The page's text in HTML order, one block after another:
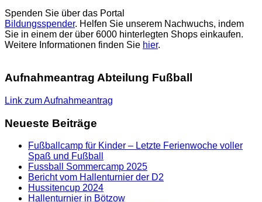
Spenden Sie über das Portal
Bildungsspender. Helfen Sie unserem Nachwuchs, indem
Sie in einem der über 6000 hinterlegten Shops einkaufen.
Weitere Informationen finden Sie hier.
Aufnahmeantrag Abteilung Fußball
Link zum Aufnahmeantrag
Neueste Beiträge
Fußballcamp für Kinder – Letzte Ferienwoche voller
Spaß und Fußball
Fussball Sommercamp 2025
Bericht vom Hallenturnier der D2
Hussitencup 2024
Hallenturnier in Bötzow